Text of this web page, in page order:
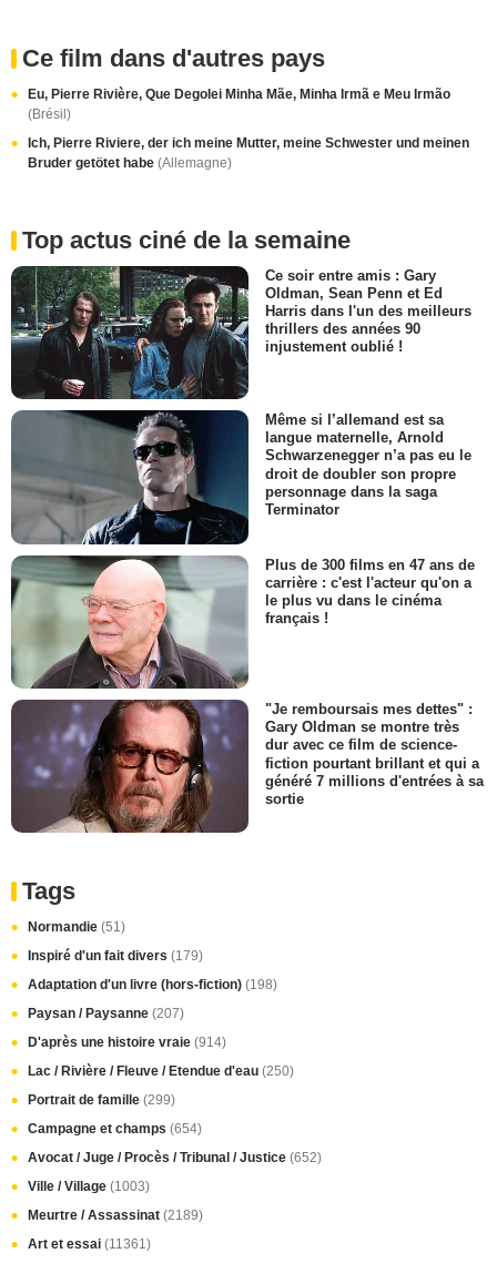
Ce film dans d'autres pays
Eu, Pierre Rivière, Que Degolei Minha Mãe, Minha Irmã e Meu Irmão
(Brésil)
Ich, Pierre Riviere, der ich meine Mutter, meine Schwester und meinen
Bruder getötet habe (Allemagne)
Top actus ciné de la semaine
Ce soir entre amis : Gary
Oldman, Sean Penn et Ed
Harris dans l'un des meilleurs
thrillers des années 90
injustement oublié !
Même si l’allemand est sa
langue maternelle, Arnold
Schwarzenegger n’a pas eu le
droit de doubler son propre
personnage dans la saga
Terminator
Plus de 300 films en 47 ans de
carrière : c'est l'acteur qu'on a
le plus vu dans le cinéma
français !
"Je remboursais mes dettes" :
Gary Oldman se montre très
dur avec ce film de science-
fiction pourtant brillant et qui a
généré 7 millions d'entrées à sa
sortie
Tags
Normandie (51)
Inspiré d'un fait divers (179)
Adaptation d'un livre (hors-fiction) (198)
Paysan / Paysanne (207)
D'après une histoire vraie (914)
Lac / Rivière / Fleuve / Etendue d'eau (250)
Portrait de famille (299)
Campagne et champs (654)
Avocat / Juge / Procès / Tribunal / Justice (652)
Ville / Village (1003)
Meurtre / Assassinat (2189)
Art et essai (11361)